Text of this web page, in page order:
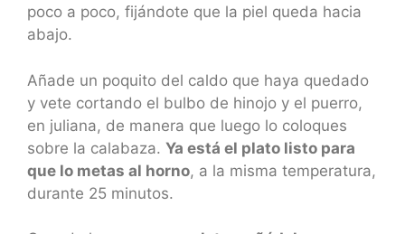
poco a poco, fijándote que la piel queda hacia
abajo.
Añade un poquito del caldo que haya quedado
y vete cortando el bulbo de hinojo y el puerro,
en juliana, de manera que luego lo coloques
sobre la calabaza. Ya está el plato listo para
que lo metas al horno, a la misma temperatura,
durante 25 minutos.